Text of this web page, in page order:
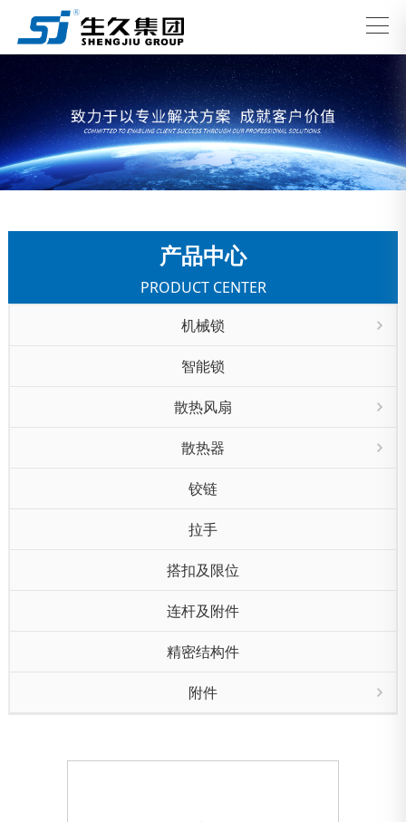
产品中心
PRODUCT CENTER
机械锁
智能锁
散热风扇
散热器
铰链
拉手
搭扣及限位
连杆及附件
精密结构件
附件